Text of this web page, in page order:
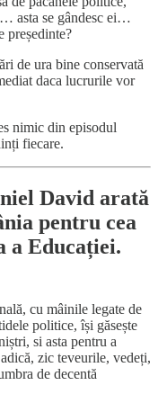
asta se gândesc ei…
președinte?
de ura bine conservată
daca lucrurile vor
nimic din episodul
fiecare.
David arată
pentru cea
a Educației.
cu mâinile legate de
politice, își găsește
si asta pentru a
zic teveurile, vedeți,
de decentă